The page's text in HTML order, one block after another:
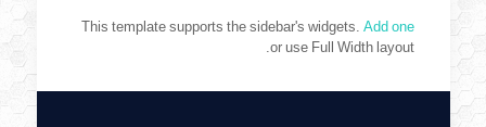
This template supports the sidebar's widgets.Add one
or use Full Width layout.